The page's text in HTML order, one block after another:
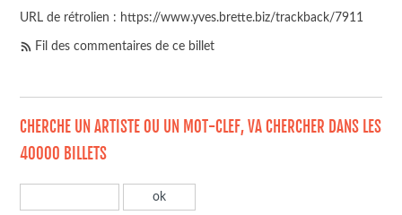
URL de rétrolien : https://www.yves.brette.biz/trackback/7911
Fil des commentaires de ce billet
CHERCHE UN ARTISTE OU UN MOT-CLEF, VA CHERCHER DANS LES
40000 BILLETS